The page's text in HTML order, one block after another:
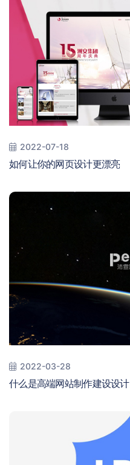
2022-07-18
如何让你的网页设计更漂亮
2022-03-28
什么是高端网站制作建设设计